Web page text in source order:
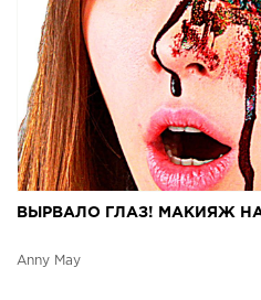
ВЫРВАЛО ГЛАЗ! МАКИЯЖ
Anny May